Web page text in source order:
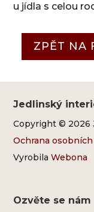
u jídla s celou
ZPĚT NA
Jedlinský
Copyright © 2026
Ochrana
VyrobilaWebona
Ozvěte se nám